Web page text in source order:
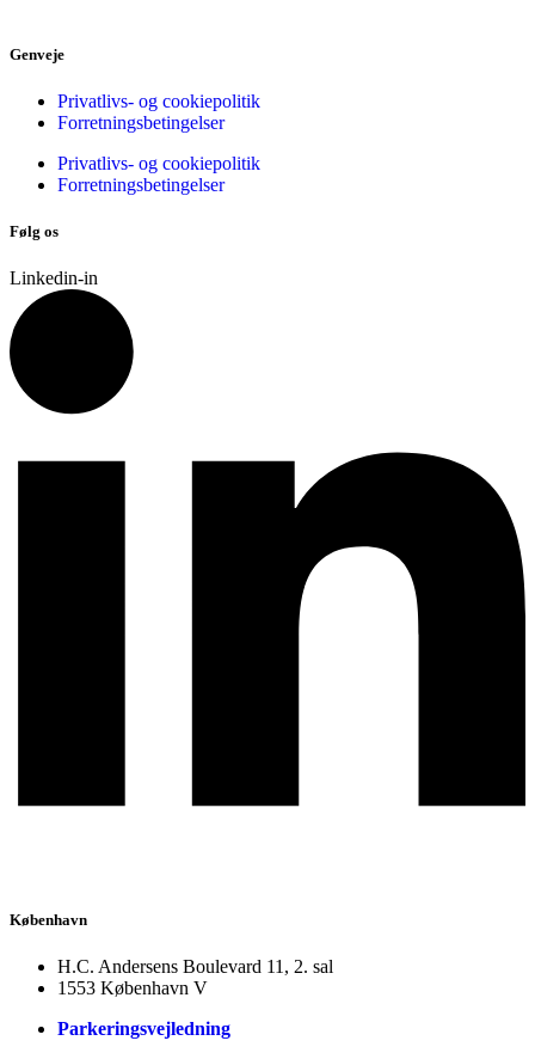
Genveje
Privatlivs- og cookiepolitik
Forretningsbetingelser
Privatlivs- og cookiepolitik
Forretningsbetingelser
Følg os
Linkedin-in
København
H.C. Andersens Boulevard 11, 2. sal
1553 København V
Parkeringsvejledning